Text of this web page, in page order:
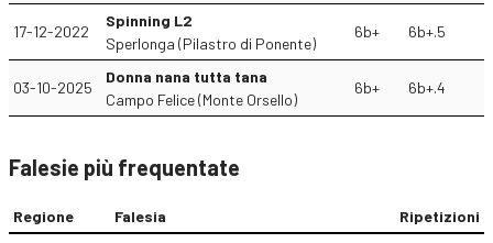
17-12-2022
Spinning L2
Sperlonga (Pilastro di Ponente)
6b+ 6b+.5
03-10-2025
Donna nana tutta tana
Campo Felice (Monte Orsello)
6b+ 6b+.4
Falesie più frequentate
Regione Falesia
Ripetizioni